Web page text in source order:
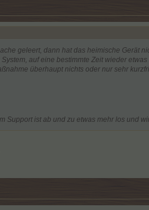
geleert, dann hat das heimische Gerät
auf eine bestimmte Zeit wieder etwas
überhaupt nichts oder nur sehr
Support ist ab und zu etwas mehr los und